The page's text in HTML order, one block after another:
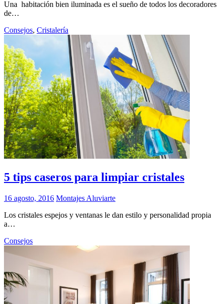
Una habitación bien iluminada es el sueño de todos los decoradores
de…
Consejos, Cristalería
5 tips caseros para limpiar cristales
16 agosto, 2016 Montajes Aluviarte
Los cristales espejos y ventanas le dan estilo y personalidad propia
a…
Consejos